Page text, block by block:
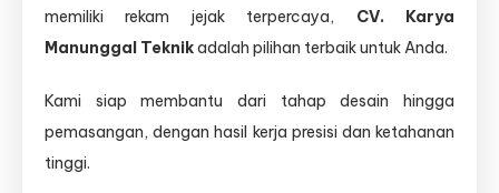
memiliki rekam jejak terpercaya, CV. Karya
Manunggal Teknikadalah pilihan terbaik untuk Anda.
Kami siap membantu dari tahap desain hingga
pemasangan, dengan hasil kerja presisi dan ketahanan
tinggi.